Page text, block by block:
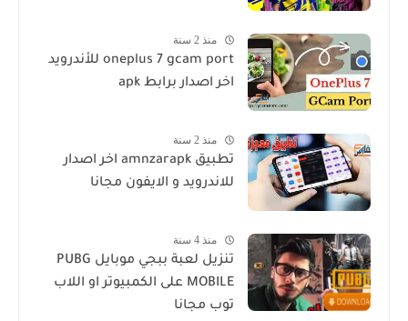
منذ 2 سنة
oneplus 7 gcam port للأندرويد
اخر اصدار برابط apk
منذ 2 سنة
تطبيق amnzarapk اخر اصدار
للاندرويد و الايفون مجانا
منذ 4 سنة
تنزيل لعبة ببجي موبايل PUBG
MOBILE على الكمبيوتر او اللاب
توب مجانا